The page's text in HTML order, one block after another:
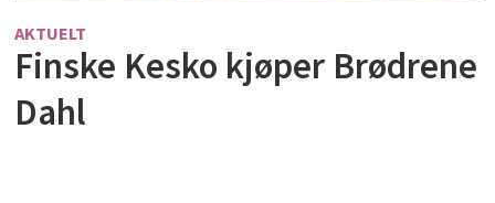
AKTUELT
Finske Kesko kjøper Brødrene
Dahl